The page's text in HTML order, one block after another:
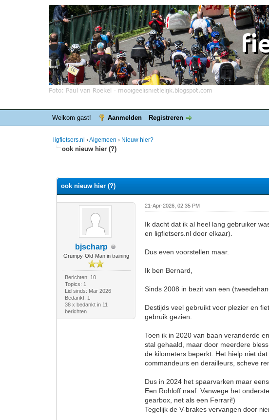
Welkom gast! Aanmelden Registreren
ligfietsers.nl ›Algemeen › Nieuw hier?
ook nieuw hier (?)
ook nieuw hier (?)
bjscharp
Grumpy-Old-Man in training
Berichten: 10
Topics: 1
Lid sinds: Mar 2026
Bedankt: 1
38 x bedankt in 11
berichten
21-Apr-2026, 02:35 PM
Ik dacht dat ik al heel lang gebruiker
en ligfietsers.nl door elkaar).
Dus even voorstellen maar.
Ik ben Bernard,
Sinds 2008 in bezit van een
Destijds veel gebruikt voor plezier en
gebruik gezien.
Toen ik in 2020 van baan veranderde
stal gehaald, maar door meerdere
de kilometers beperkt. Het hielp niet
commandeurs en derailleurs, scheve
Dus in 2024 het spaarvarken maar
Een Rohloff naaf. Vanwege het
gearbox, net als een Ferrari!)
Tegelijk de V-brakes vervangen door